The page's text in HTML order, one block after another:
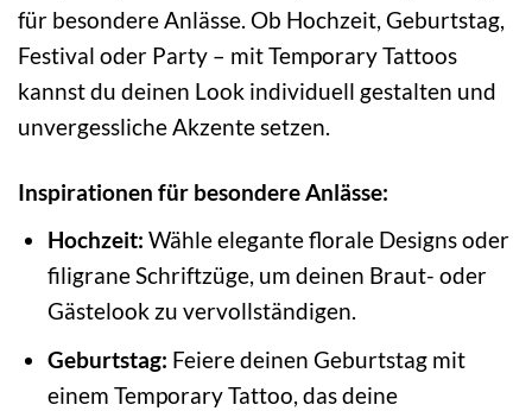
für besondere Anlässe. Ob Hochzeit, Geburtstag,
Festival oder Party – mit Temporary Tattoos
kannst du deinen Look individuell gestalten und
unvergessliche Akzente setzen.
Inspirationen für besondere Anlässe:
Hochzeit: Wähle elegante florale Designs oder
filigrane Schriftzüge, um deinen Braut- oder
Gästelook zu vervollständigen.
Geburtstag: Feiere deinen Geburtstag mit
einem Temporary Tattoo, das deine